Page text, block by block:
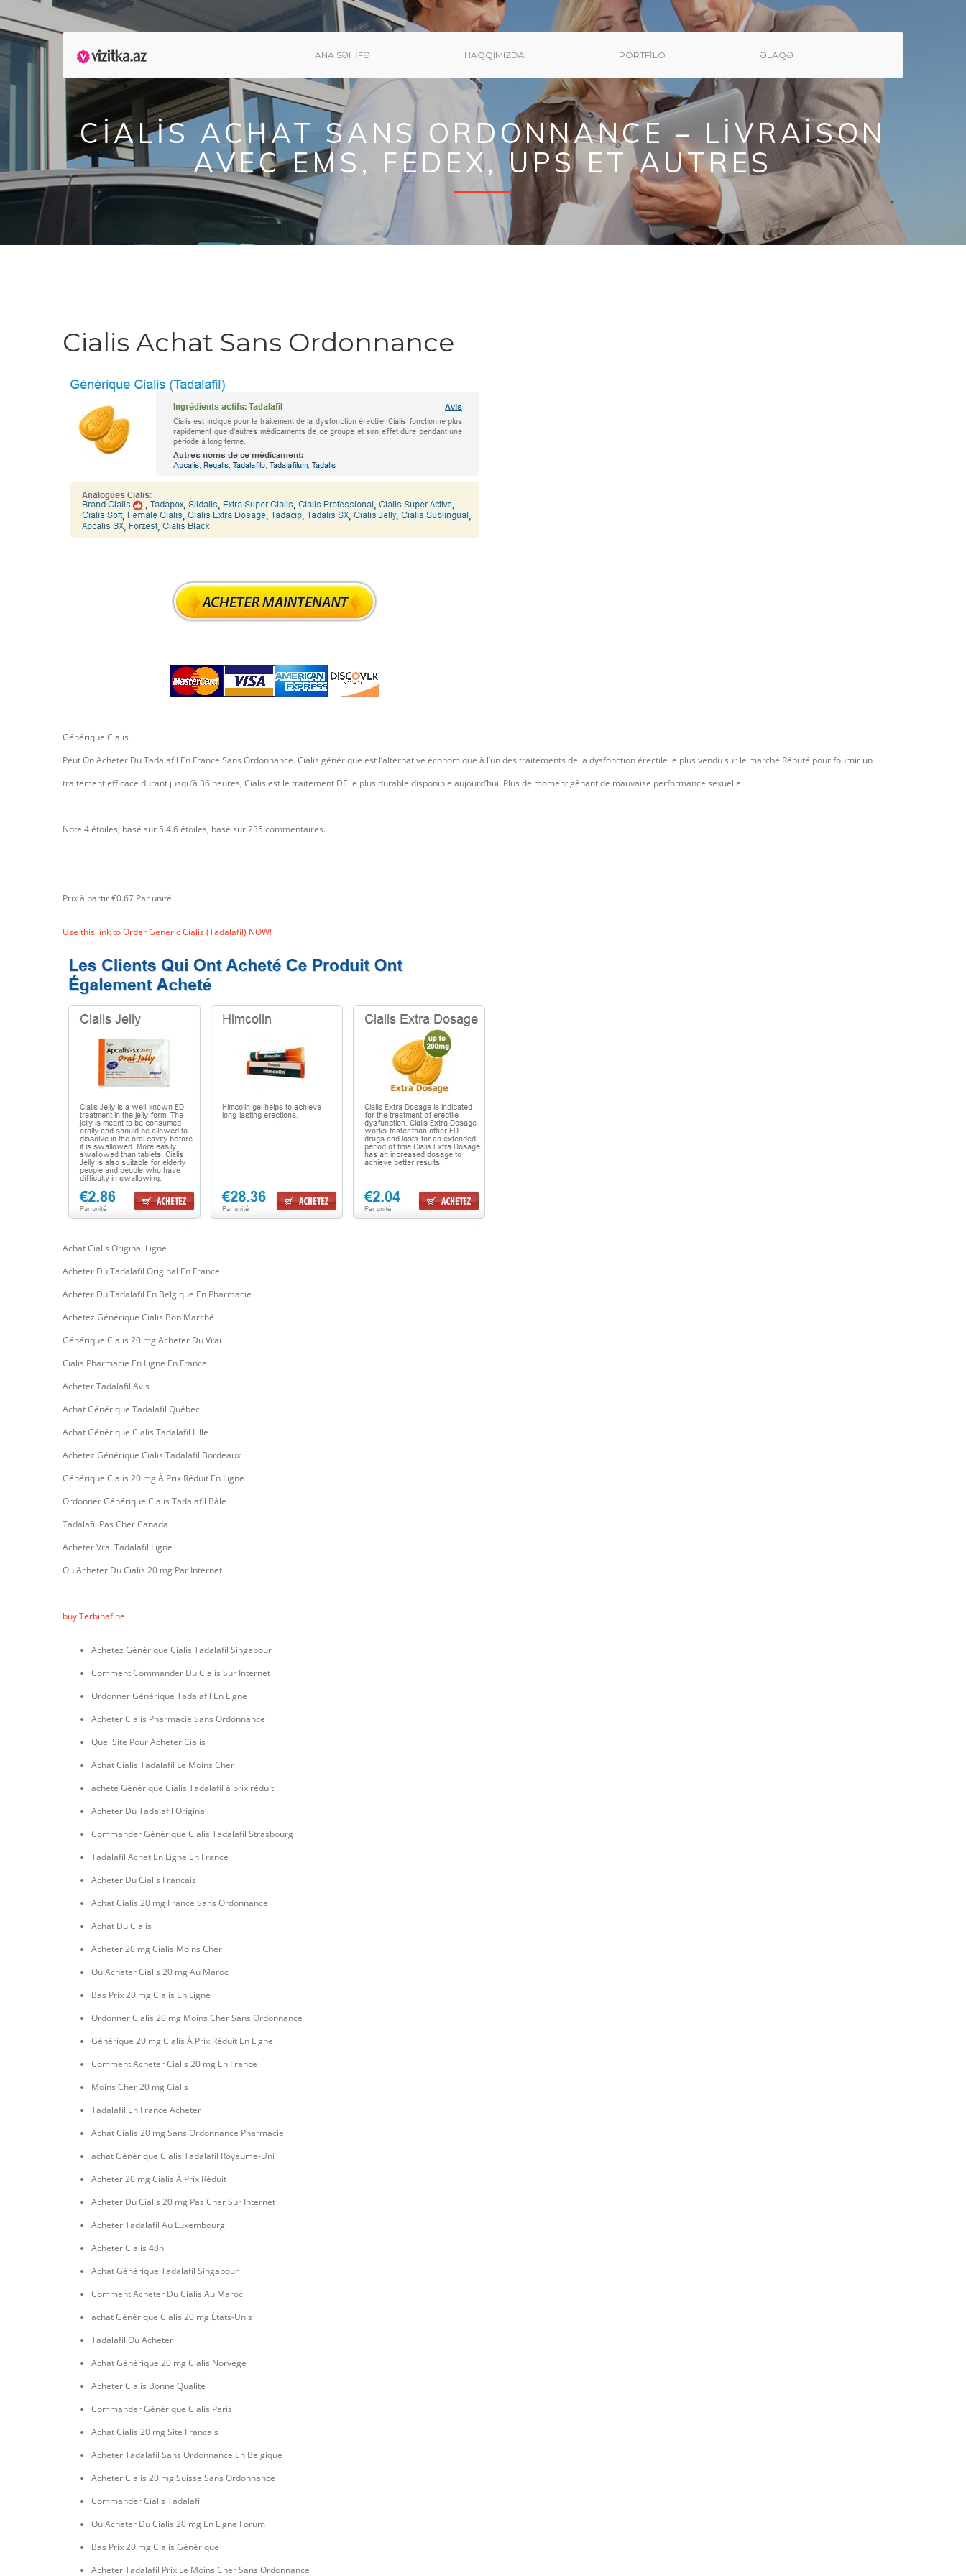
ANA SƏHIFƏ HAQQIMIZDA PORTFILO ƏLAQƏ
CIALIS ACHAT SANS ORDONNANCE – LIVRAISON
AVEC EMS, FEDEX, UPS ET AUTRES
Cialis Achat Sans Ordonnance
Générique Cialis
Peut On Acheter Du Tadalafil En France Sans Ordonnance. Cialis générique est l’alternative économique à l’un des traitements de la dysfonction érectile le plus vendu sur le marché Réputé pour fournir un
traitement efficace durant jusqu’à 36 heures, Cialis est le traitement DE le plus durable disponible aujourd’hui. Plus de moment gênant de mauvaise performance sexuelle
Note 4 étoiles, basé sur 5 4.6étoiles, basé sur235 commentaires.
Prix à partir€0.67 Par unité
Use this link to Order Generic Cialis (Tadalafil) NOW!
Achat Cialis Original Ligne
Acheter Du Tadalafil Original En France
Acheter Du Tadalafil En Belgique En Pharmacie
Achetez Générique Cialis Bon Marché
Générique Cialis 20 mg Acheter Du Vrai
Cialis Pharmacie En Ligne En France
Acheter Tadalafil Avis
Achat Générique Tadalafil Québec
Achat Générique Cialis Tadalafil Lille
Achetez Générique Cialis Tadalafil Bordeaux
Générique Cialis 20 mg À Prix Réduit En Ligne
Ordonner Générique Cialis Tadalafil Bâle
Tadalafil Pas Cher Canada
Acheter Vrai Tadalafil Ligne
Ou Acheter Du Cialis 20 mg Par Internet
buy Terbinafine
Achetez Générique Cialis Tadalafil Singapour
Comment Commander Du Cialis Sur Internet
Ordonner Générique Tadalafil En Ligne
Acheter Cialis Pharmacie Sans Ordonnance
Quel Site Pour Acheter Cialis
Achat Cialis Tadalafil Le Moins Cher
acheté Générique Cialis Tadalafil à prix réduit
Acheter Du Tadalafil Original
Commander Générique Cialis Tadalafil Strasbourg
Tadalafil Achat En Ligne En France
Acheter Du Cialis Francais
Achat Cialis 20 mg France Sans Ordonnance
Achat Du Cialis
Acheter 20 mg Cialis Moins Cher
Ou Acheter Cialis 20 mg Au Maroc
Bas Prix 20 mg Cialis En Ligne
Ordonner Cialis 20 mg Moins Cher Sans Ordonnance
Générique 20 mg Cialis À Prix Réduit En Ligne
Comment Acheter Cialis 20 mg En France
Moins Cher 20 mg Cialis
Tadalafil En France Acheter
Achat Cialis 20 mg Sans Ordonnance Pharmacie
achat Générique Cialis Tadalafil Royaume-Uni
Acheter 20 mg Cialis À Prix Réduit
Acheter Du Cialis 20 mg Pas Cher Sur Internet
Acheter Tadalafil Au Luxembourg
Acheter Cialis 48h
Achat Générique Tadalafil Singapour
Comment Acheter Du Cialis Au Maroc
achat Générique Cialis 20 mg États-Unis
Tadalafil Ou Acheter
Achat Générique 20 mg Cialis Norvège
Acheter Cialis Bonne Qualité
Commander Générique Cialis Paris
Achat Cialis 20 mg Site Francais
Acheter Tadalafil Sans Ordonnance En Belgique
Acheter Cialis 20 mg Suisse Sans Ordonnance
Commander Cialis Tadalafil
Ou Acheter Du Cialis 20 mg En Ligne Forum
Bas Prix 20 mg Cialis Générique
Acheter Tadalafil Prix Le Moins Cher Sans Ordonnance